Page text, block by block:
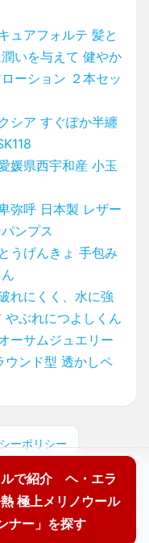
ュアフォルテ 髪と
いを与えて 健やか
ーション ２本セッ
シア すぐぽか半纏
媛県西宇和産 小玉
弥呼 日本製 レザー
ンプス
うげんきょ 手包み
れにくく、水に強
ぶれにつよしくん
ーサムジュエリー
ウンド型 透かしペ
で紹介 ヘ・エラ
極上メリノウール
ナー」を探す
ーポリシー
で買えます！